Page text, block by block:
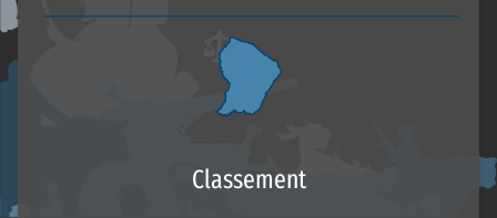
Classement